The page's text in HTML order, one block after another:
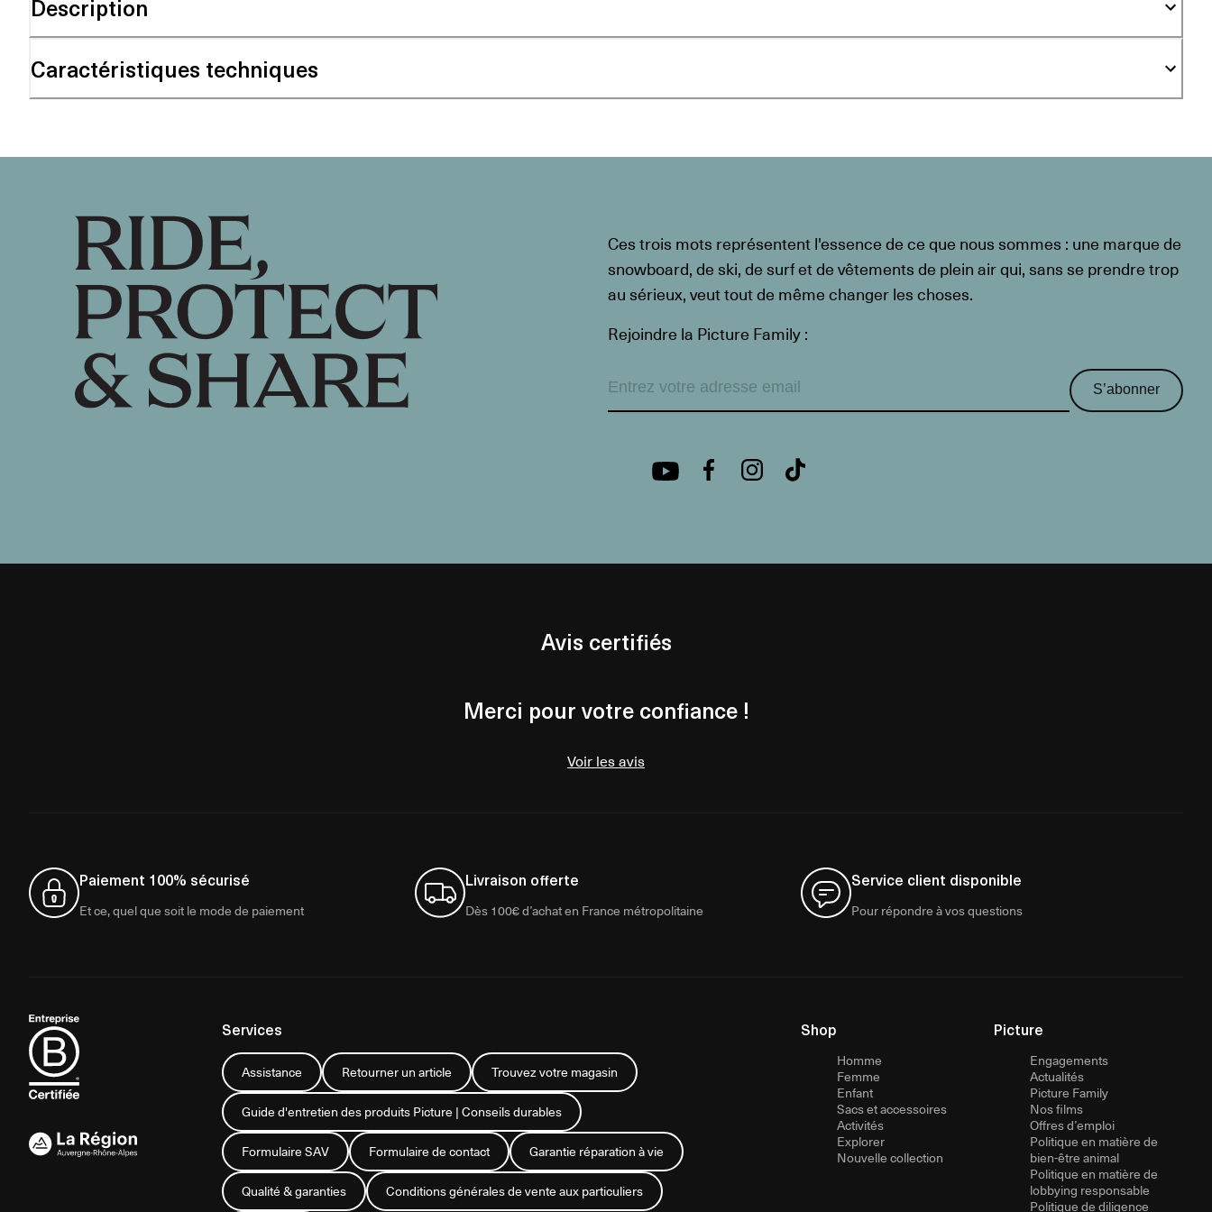
Description
Caractéristiques techniques
Ces trois mots représentent l'essence de ce que nous sommes : une marque de
snowboard, de ski, de surf et de vêtements de plein air qui, sans se prendre trop
au sérieux, veut tout de même changer les choses.
Rejoindre la Picture Family :
S’abonner
Avis certifiés
Merci pour votre confiance !
Voir les avis
Paiement 100% sécurisé
Et ce, quel que soit le mode de paiement
Livraison offerte
Dès 100€ d’achat en France métropolitaine
Service client disponible
Pour répondre à vos questions
Services
Assistance Retourner un article Trouvez votre magasin
Guide d'entretien des produits Picture | Conseils durables
Formulaire SAV Formulaire de contact Garantie réparation à vie
Qualité & garanties Conditions générales de vente aux particuliers
Shop
Homme
Femme
Enfant
Sacs et accessoires
Activités
Explorer
Nouvelle collection
Picture
Engagements
Actualités
Picture Family
Nos films
Offres d’emploi
Politique en matière de
bien-être animal
Politique en matière de
lobbying responsable
Politique de diligence